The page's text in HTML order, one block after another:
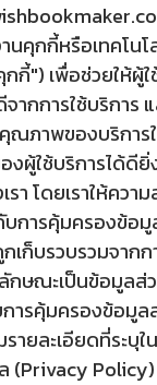
านคุกกี้หรือเทคโ
กี้") เพื่อช่วยให้ผู้ใ
กการใช้บริการ แ
ณภาพของบริกา
ผู้ใช้บริการได้ดียิ่
รา โดยเราให้คว
บการคุ้มครองข้อ
ก็บรวบรวมจากก
กษณะเป็นข้อมูล
ารคุ้มครองข้อมูล
ายละเอียดที่ระบุ
(Privacy Policy)